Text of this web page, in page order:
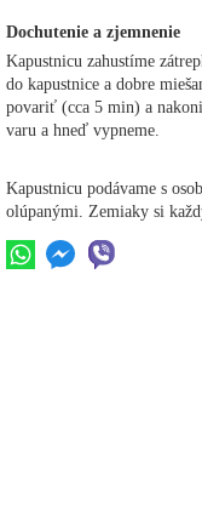
Dochutenie a zjemnenie
Kapustnicu zahustíme
do kapustnice a dobre
povariť (cca 5 min) a
varu a hneď vypneme.
Kapustnicu podávame s
olúpanými. Zemiaky si